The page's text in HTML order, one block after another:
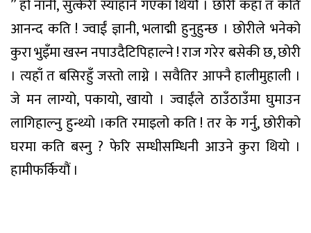
”होनानी,सुत्केरीस्याहार्नगएकाथियौं । छोरीकहाँतकति
आनन्द कति!ज्वाईं ज्ञानी,भलाद्मी हुनुहुन्छ । छोरीले भनेको
कुराभुइँमाखस्ननपाउदैटिपिहाल्ने!राजगरेरबसेकीछ,छोरी
। त्यहाँतबसिरहुँजस्तोलाग्ने । सवैतिर आफ्नैहालीमुहाली ।
जे मन लाग्यो, पकायो, खायो । ज्वाईंले ठाउँठाउँमा घुमाउन
लागिहाल्नुहुन्थ्यो ।कतिरमाइलोकति!तरकेगर्नु,छोरीको
घरमा कति बस्नु? फेरि सम्धीसम्धिनी आउने कुरा थियो ।
हामीफर्कियौं ।